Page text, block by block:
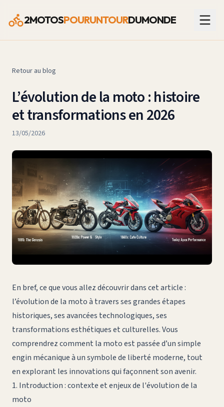
2MOTOSPOURUNTOURDUMONDE
Retour au blog
L’évolution de la moto : histoire
et transformations en 2026
13/05/2026
En bref, ce que vous allez découvrir dans cet article :
l’évolution de la moto à travers ses grandes étapes
historiques, ses avancées technologiques, ses
transformations esthétiques et culturelles. Vous
comprendrez comment la moto est passée d’un simple
engin mécanique à un symbole de liberté moderne, tout
en explorant les innovations qui façonnent son avenir.
1. Introduction : contexte et enjeux de l'évolution de la
moto